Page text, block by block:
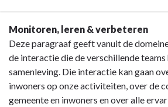
Terug
naar
navigatie
Paragraaf
Monitoren, leren & verbeteren
Deze paragraaf geeft vanuit de
de interactie die de verschillende
samenleving. Die interactie kan gaan
inwoners op onze activiteiten, over de
gemeente en inwoners en over alle